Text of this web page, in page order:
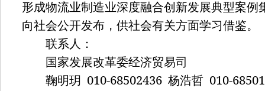
形成物流业制造业深度融合创新发展典型案例
向社会公开发布，供社会有关方面学习借鉴。
联系人：
国家发展改革委经济贸易司
鞠明玥
010-68502436 杨浩哲010-